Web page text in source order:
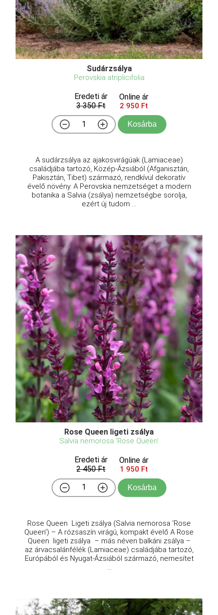
Sudárzsálya
Perovskia atriplicifolia
Eredeti ár
3 350 Ft
Online ár
2 950 Ft
Kosárba
A sudárzsálya az ajakosvirágúak (Lamiaceae)
családjába tartozó, Közép-Ázsiából (Afganisztán,
Pakisztán, Tibet) származó, rendkívül dekoratív
évelő növény. A Perovskia nemzetséget a modern
botanika a Salvia (zsálya) nemzetségbe sorolja,
ezért új tudom ...
Rose Queen ligeti zsálya
Salvia nemorosa 'Rose Queen'
Eredeti ár
2 450 Ft
Online ár
1 950 Ft
Kosárba
Rose Queen Ligeti zsálya (Salvia nemorosa 'Rose
Queen') – A rózsaszín virágú, kompakt évelő A Rose
Queen ligeti zsálya – más néven balkáni zsálya –
az árvacsalánfélék (Lamiaceae) családjába tartozó,
Európából és Nyugat-Ázsiából származó, nemesítet